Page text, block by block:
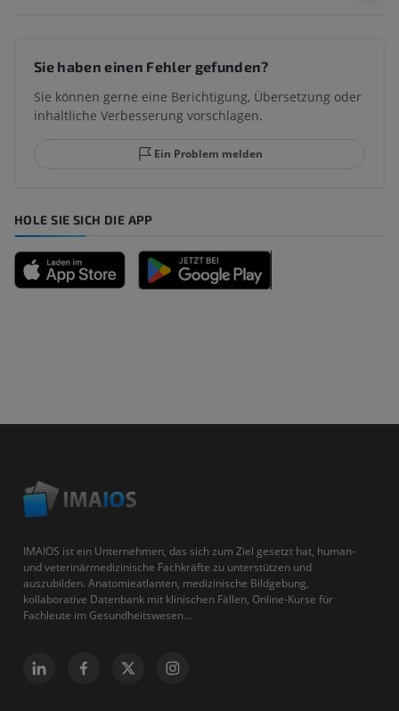
Sie haben einen Fehler gefunden?
Sie können gerne eine Berichtigung, Übersetzung oder
inhaltliche Verbesserung vorschlagen.
Ein Problem melden
HOLE SIE SICH DIE APP
IMAIOS ist ein Unternehmen, das sich zum Ziel gesetzt hat, human-
und veterinärmedizinische Fachkräfte zu unterstützen und
auszubilden. Anatomieatlanten, medizinische Bildgebung,
kollaborative Datenbank mit klinischen Fällen, Online-Kurse für
Fachleute im Gesundheitswesen...